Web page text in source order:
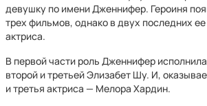
девушку по имени Дженнифер. Героиня
трех фильмов, однако в двух последних
актриса.
В первой части роль Дженнифер
второй и третьей Элизабет Шу. И,
и третья актриса — Мелора Хардин.